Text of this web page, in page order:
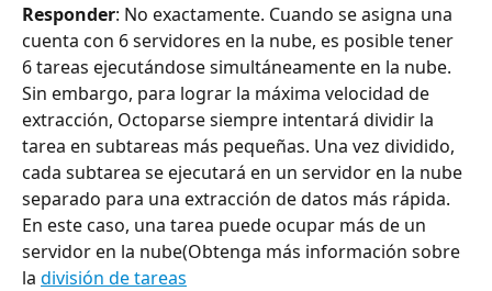
Responder: No exactamente. Cuando se asigna una
cuenta con 6 servidores en la nube, es posible tener
6 tareas ejecutándose simultáneamente en la nube.
Sin embargo, para lograr la máxima velocidad de
extracción, Octoparse siempre intentará dividir la
tarea en subtareas más pequeñas. Una vez dividido,
cada subtarea se ejecutará en un servidor en la nube
separado para una extracción de datos más rápida.
En este caso, una tarea puede ocupar más de un
servidor en la nube(Obtenga más información sobre
la división de tareas